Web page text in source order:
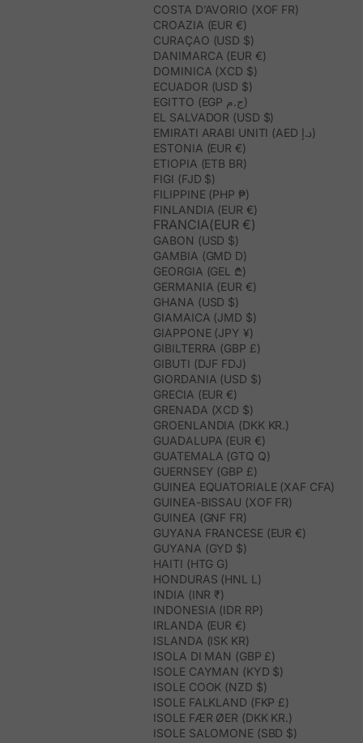
COSTA D’AVORIO (XOF FR)
CROAZIA (EUR €)
CURAÇAO (USD $)
DANIMARCA (EUR €)
DOMINICA (XCD $)
ECUADOR (USD $)
EGITTO (EGP ج.م)
EL SALVADOR (USD $)
EMIRATI ARABI UNITI (AED د.إ)
ESTONIA (EUR €)
ETIOPIA (ETB BR)
FIGI (FJD $)
FILIPPINE (PHP ₱)
FINLANDIA (EUR €)
FRANCIA(EUR €)
GABON (USD $)
GAMBIA (GMD D)
GEORGIA (GEL ₾)
GERMANIA (EUR €)
GHANA (USD $)
GIAMAICA (JMD $)
GIAPPONE (JPY ¥)
GIBILTERRA (GBP £)
GIBUTI (DJF FDJ)
GIORDANIA (USD $)
GRECIA (EUR €)
GRENADA (XCD $)
GROENLANDIA (DKK KR.)
GUADALUPA (EUR €)
GUATEMALA (GTQ Q)
GUERNSEY (GBP £)
GUINEA EQUATORIALE (XAF CFA)
GUINEA-BISSAU (XOF FR)
GUINEA (GNF FR)
GUYANA FRANCESE (EUR €)
GUYANA (GYD $)
HAITI (HTG G)
HONDURAS (HNL L)
INDIA (INR ₹)
INDONESIA (IDR RP)
IRLANDA (EUR €)
ISLANDA (ISK KR)
ISOLA DI MAN (GBP £)
ISOLE CAYMAN (KYD $)
ISOLE COOK (NZD $)
ISOLE FALKLAND (FKP £)
ISOLE FÆR ØER (DKK KR.)
ISOLE SALOMONE (SBD $)